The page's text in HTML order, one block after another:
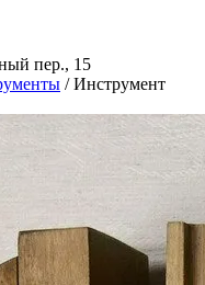
пер., 15
/ Инструмент